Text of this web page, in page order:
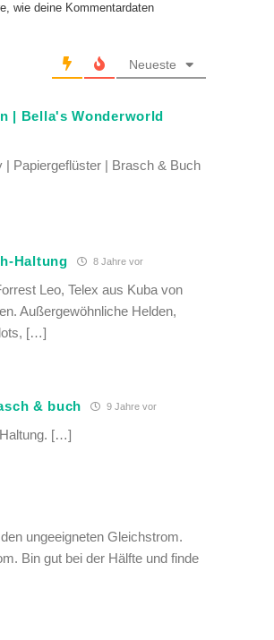
wie deine Kommentardaten
Neueste
| Bella's Wonderworld
Papiergeflüster | Brasch & Buch
Haltung 8 Jahre vor
Leo, Telex aus Kuba von
Außergewöhnliche Helden,
[…]
& buch 9 Jahre vor
[…]
ungeeigneten Gleichstrom.
Bin gut bei der Hälfte und finde